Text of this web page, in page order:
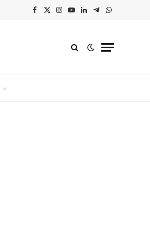
Facebook
X
Instagram
YouTube
Linkedin'de
Telegram
WhatsApp